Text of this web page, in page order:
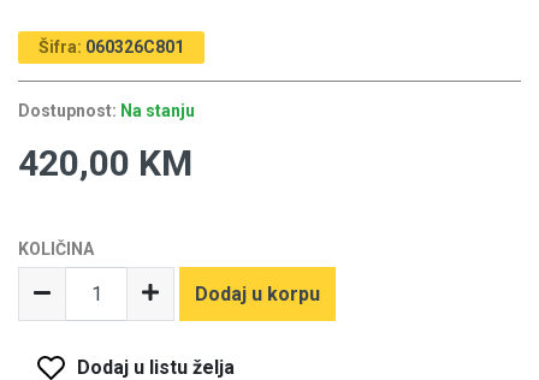
Šifra: 060326C801
Dostupnost: Na stanju
420,00 KM
KOLIČINA
Dodaj u korpu
Dodaj u listu želja